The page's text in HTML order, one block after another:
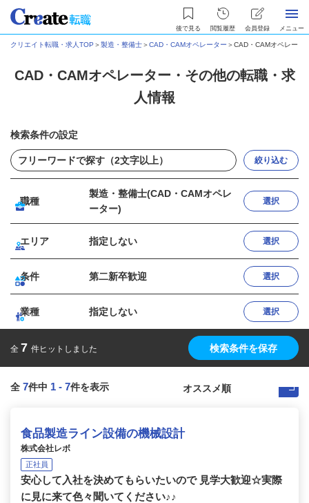
後で見る 閲覧履歴 会員登録 メニュー
クリエイト転職・求人TOP ＞製造・整備士＞CAD・CAMオペレーター ＞CAD・CAMオペレータ
CAD・CAMオペレーター・その他の転職・求
人情報
検索条件の設定
絞り込む
職種
製造・整備士(CAD・CAMオペレ
ーター)
選択
エリア 指定しない 選択
条件 第二新卒歓迎 選択
業種 指定しない 選択
全 7 件ヒットしました 検索条件を保存
全 7件中 1 - 7件を表示
食品製造ライン設備の機械設計
株式会社レボ
正社員
安心して入社を決めてもらいたいので 見学大歓迎☆実際
に見に来て色々聞いてください♪♪